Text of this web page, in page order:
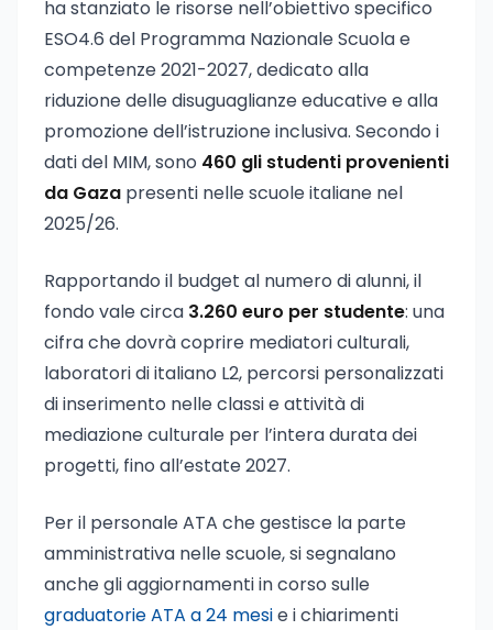
ha stanziato le risorse nell’obiettivo specifico
ESO4.6 del Programma Nazionale Scuola e
competenze 2021-2027, dedicato alla
riduzione delle disuguaglianze educative e alla
promozione dell’istruzione inclusiva. Secondo i
dati del MIM, sono 460 gli studenti provenienti
da Gaza presenti nelle scuole italiane nel
2025/26.
Rapportando il budget al numero di alunni, il
fondo vale circa 3.260 euro per studente: una
cifra che dovrà coprire mediatori culturali,
laboratori di italiano L2, percorsi personalizzati
di inserimento nelle classi e attività di
mediazione culturale per l’intera durata dei
progetti, fino all’estate 2027.
Per il personale ATA che gestisce la parte
amministrativa nelle scuole, si segnalano
anche gli aggiornamenti in corso sulle
graduatorie ATA a 24 mesie i chiarimenti